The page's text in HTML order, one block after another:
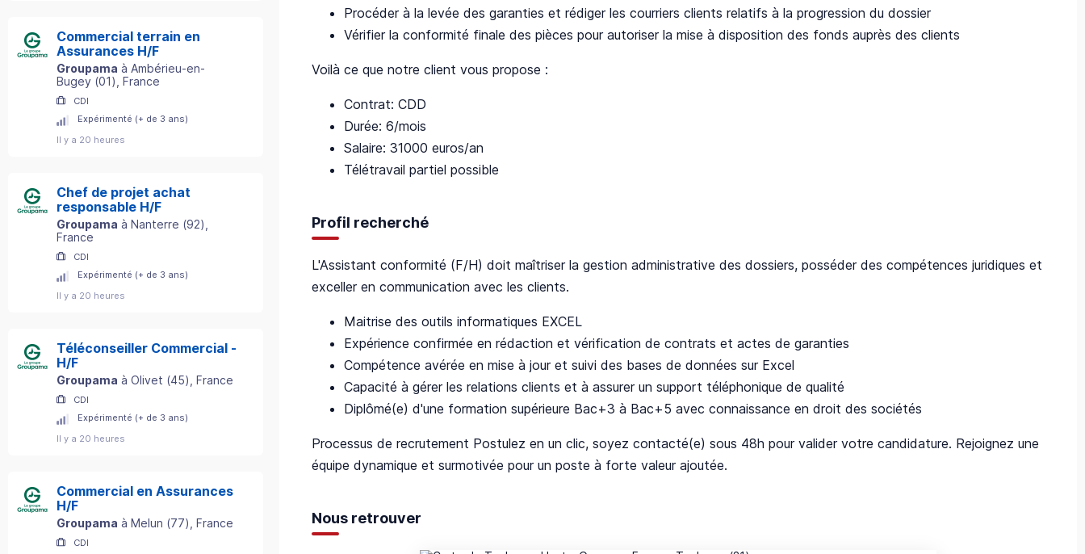
Commercial terrain en
Assurances H/F
Groupama à Ambérieu-en-
Bugey (01) , France
CDI
Expérimenté (+ de 3 ans)
Il y a 20 heures
Chef de projet achat
responsable H/F
Groupama à Nanterre (92)
France
CDI
Expérimenté (+ de 3 ans)
Il y a 20 heures
Téléconseiller Commercial -
H/F
Groupama à Olivet (45) , France
CDI
Expérimenté (+ de 3 ans)
Il y a 20 heures
Commercial en Assurances
H/F
Groupama à Melun (77) , France
CDI
Procéder à la levée des garanties et rédiger les courriers clients relatifs à la progression du dossier
Vérifier la conformité finale des pièces pour autoriser la mise à disposition des fonds auprès des clients
Voilà ce que notre client vous propose :
Contrat: CDD
Durée: 6/mois
Salaire: 31000 euros/an
Télétravail partiel possible
Profil recherché
L'Assistant conformité (F/H) doit maîtriser la gestion administrative des dossiers, posséder des compétences juridiques et
exceller en communication avec les clients.
Maitrise des outils informatiques EXCEL
Expérience confirmée en rédaction et vérification de contrats et actes de garanties
Compétence avérée en mise à jour et suivi des bases de données sur Excel
Capacité à gérer les relations clients et à assurer un support téléphonique de qualité
Diplômé(e) d'une formation supérieure Bac+3 à Bac+5 avec connaissance en droit des sociétés
Processus de recrutement Postulez en un clic, soyez contacté(e) sous 48h pour valider votre candidature. Rejoignez une
équipe dynamique et surmotivée pour un poste à forte valeur ajoutée.
Nous retrouver